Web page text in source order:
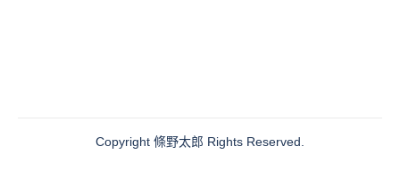
Copyright 條野太郎 Rights Reserved.